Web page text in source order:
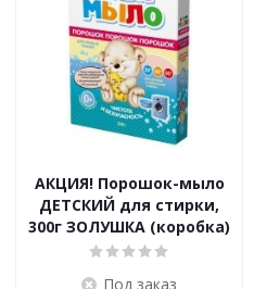
АКЦИЯ! Порошок-мыло
ДЕТСКИЙ для стирки,
300г ЗОЛУШКА (коробка)
Под заказ